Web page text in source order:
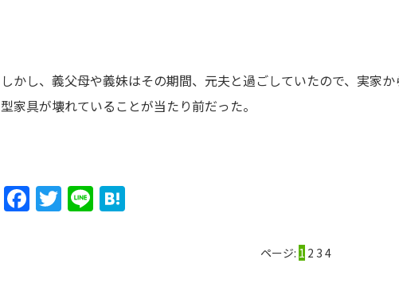
しかし、義父母や義妹はその期間、元夫と過ごしていたので、実家
型家具が壊れていることが当たり前だった。
Facebook
Twitter
Line
ページ: 1 2 3 4